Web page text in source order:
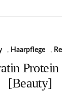
, Haarpflege ,
Protein
[Beauty]